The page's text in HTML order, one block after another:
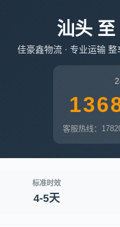
汕头
佳豪鑫物流 · 专业运输 整
客服热线：
标准时效
4-5天